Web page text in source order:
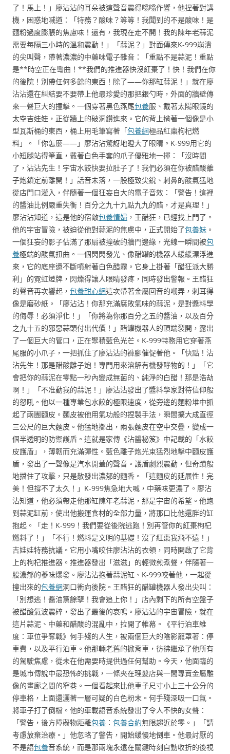
了！馬上！」廖沾沾的耳朵被這聲音震得嗡嗡作響，他捏著對講
機，困惑地喊道：「特務？酸味？等等！我聞到的不是酸味！是
麵粉過度膨脹的焦慮味！還有，我現在走不開！我的陳年老蒜泥
需要每隔三小時的溫和震動！」「蒜泥？」對面傳來K-999崩潰
的尖叫聲，帶著濃濃的中藥味電子雜音：「重點不是蒜泥！重點
是**時空正在彎曲！**我們的推進器快沒紅棗了！快！我們在你
的後院！別帶任何多餘的東西！除了——你那缸蒜泥！」就在廖
沾沾還在糾結要不要帶上他最珍愛的那把銀勺時，外面的牆壁傳
來一聲巨大的撞擊。一個穿著黑色燕尾包養服、戴著太陽眼鏡的
太空吉娃娃，正從牆上的破洞鑽進來。它的背上揹著一個像是小
型瓦斯桶的東西，桶上用毛筆寫著「包養網極品紅棗枸杞燃
料」。「你怎麼——」廖沾沾驚訝地瞪大了眼睛。K-999用它的
小短腿站得筆直，戴著白色手套的爪子優雅地一揮：「沒時間
了，沾沾先生！宇宙水餃快要拉肚子了！我們必須在你被醋酸離
子炮鎖定前離開！」話音未落，一股極致尖銳、刺鼻的酸氣猛地
從店門口灌入，伴隨著一個狂妄自大的電子音效：「警告！這裡
的醬油比例嚴重失衡！百分之九十九點九九的醋，才是真理！」
廖沾沾知道，這是他的宿敵包養情婦 ，王醋狂，已經找上門了。
他的宇宙冒險，被迫從他對蒜泥的焦慮中，正式開始了包養妹 。
一個狂妄的影子佔滿了那扇被撞破的牆門邊緣，光線一瞬間被包
養極端的酸氣扭曲。一個閃閃發光、像醋罐的機器人緩緩漂浮進
來，它的底座還不斷噴射著白色醋霧。它身上掛著「醋狂派大勝
利」的霓虹燈牌，閃爍得讓人眼睛發疼，同時發出警報。王醋狂
的聲音再次響起， 包養甜心網這次帶著金屬回音的嘲弄，刺耳得
像是磨砂紙。「廖沾沾！你那充滿腐敗氣味的蒜泥，是對醬料學
的侮辱！必須淨化！」「你將為你那百分之五的醬油，以及百分
之九十五的邪惡蒜頭付出代價！」醋罐機器人的頂端裂開，露出
了一個巨大的管口，正在聚積藍色光芒。K-999特務用它穿著燕
尾服的小爪子，一把抓住了廖沾沾的褲腳催促著他。「快點！沾
沾先生！那是醋酸離子炮！專門用來溶解有機發酵物的！」「它
會把你的蒜泥在零點一秒內變成無菌的、純淨的白醋！那是浩劫
啊！」「不准動我的蒜泥！」廖沾沾發出了醬料學家對待信仰般
的怒吼。他以一種專業包水餃的極限速度，從旁邊的麵粉堆中抓
起了兩團麵皮。麵皮被他用氣功般的捏製手法，瞬間擴大成直徑
三公尺的巨大麵皮。他猛地擲出，兩張麵皮在空中交疊，變成一
個半透明的防禦護盾。這就是家傳《沾醬秘笈》中記載的「水餃
皮護盾」，薄韌而充滿彈性。藍色離子炮光束猛烈地擊中麵皮護
盾，發出了一聲像是汽水開蓋的聲音。護盾劇烈震動，但奇蹟般
地擋住了攻擊，只是散發出濃郁的麵香。「這麵皮的延展性！完
美！但撐不了太久！」K-999焦急地大喊，中藥味更濃了。廖沾
沾知道，他必須帶走他那缸陳年老蒜泥，那是宇宙的希望。他跑
到蒜泥缸前，使出他搬運食材的全部力量，將那口比他還胖的缸
抱起。「走！K-999！我們要從後院逃跑！別再管你的紅棗枸杞
燃料了！」「不行！燃料是文明的基礎！沒了紅棗我飛不遠！」
吉娃娃特務抗議。它用小嘴咬住廖沾沾的衣領，同時開啟了它背
上的枸杞推進器。推進器發出「滋滋」的輕微煎煮聲，伴隨著一
股濃郁的蔘味爆發。廖沾沾抱著蒜泥缸、K-999咬著他，一起從
撞出來的包養網洞口衝向後院。王醋狂的醋罐機器人發出尖叫：
「別想逃！醬油黨餘孽！我會追上你！」店內剩下的所有空盤子
被醋酸氣波震碎，發出了最後的哀鳴。廖沾沾的宇宙冒險，就在
這片蒜泥、中藥和醋酸的混亂中，拉開了帷幕。《平行泊車維
度：車位爭奪戰》何手殘的人生，被兩個巨大的陰影籠罩著：停
車費，以及平行泊車。他那輛老舊的掀背車，彷彿繼承了他所有
的駕駛焦慮，從未在他需要時提供過任何幫助。今天，他面臨的
是城市傳說中最恐怖的挑戰，一條夾在理髮店與一間專賣金屬雕
像的畫廊之間的窄巷。一個看起來比他車子尺寸小上三十公分的
停車格，上面還灑著一層可疑的白色粉末。何手殘深吸一口氣。
將車子打了倒檔。他的車載語音系統發出了令人不快的女聲：
「警告，後方障礙物距離包養 ： 包養合約無限趨近於零。」「請
考慮放棄治療。」他忽略了警告，開始緩慢地倒車。他最討厭的
不是語包養音系統，而是那兩塊永遠在關鍵時刻自動收折的後視